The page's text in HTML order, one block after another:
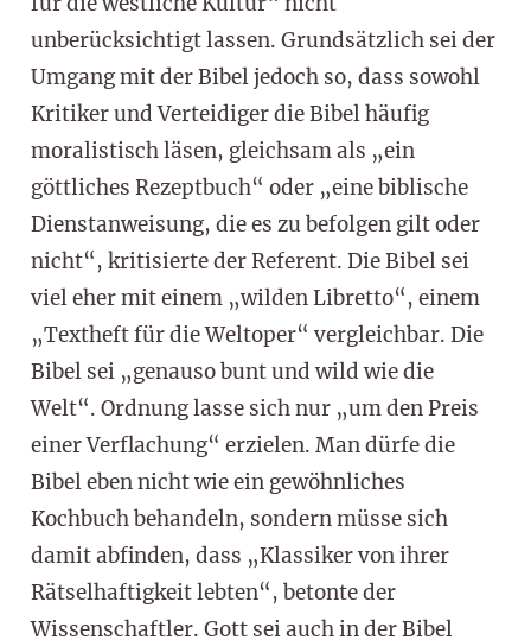
unberücksichtigt lassen. Grundsätzlich sei der
Umgang mit der Bibel jedoch so, dass sowohl
Kritiker und Verteidiger die Bibel häufig
moralistisch läsen, gleichsam als „ein
göttliches Rezeptbuch“ oder „eine biblische
Dienstanweisung, die es zu befolgen gilt oder
nicht“, kritisierte der Referent. Die Bibel sei
viel eher mit einem „wilden Libretto“, einem
„Textheft für die Weltoper“ vergleichbar. Die
Bibel sei „genauso bunt und wild wie die
Welt“. Ordnung lasse sich nur „um den Preis
einer Verflachung“ erzielen. Man dürfe die
Bibel eben nicht wie ein gewöhnliches
Kochbuch behandeln, sondern müsse sich
damit abfinden, dass „Klassiker von ihrer
Rätselhaftigkeit lebten“, betonte der
Wissenschaftler. Gott sei auch in der Bibel